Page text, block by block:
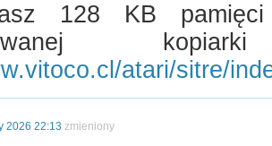
128 KB
atari/sitre/
2026 22:13 zmieniony